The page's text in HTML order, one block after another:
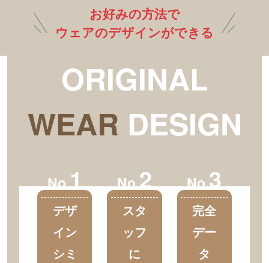
お好みの方法で
ウェアのデザインができる
ORIGINAL
WEAR DESIGN
No.1
デザ
イン
シミ
No.2
スタ
ッフ
に
No.3
完全
デー
タ